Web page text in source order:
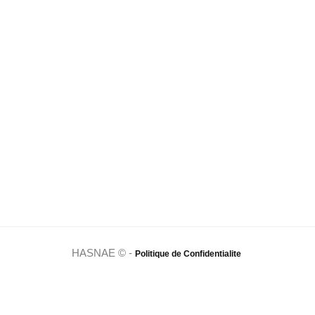
HASNAE © - Politique de Confidentialite